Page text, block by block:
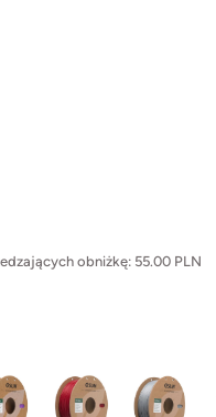
obniżkę: 55.00 PLN